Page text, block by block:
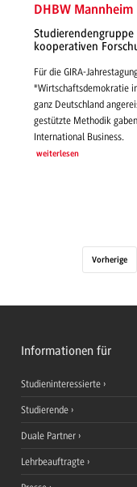
DHBW Mannheim
kooperativen
Für die GIRA-
"Wirtschaftsdemokratie
ganz Deutschland
gestützte Methodik
International Business.
weiterlesen
Vorherige
Informationen für
Studieninteressierte
Studierende
Duale Partner
Lehrbeauftragte